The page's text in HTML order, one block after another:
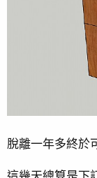
脫離一年多終於